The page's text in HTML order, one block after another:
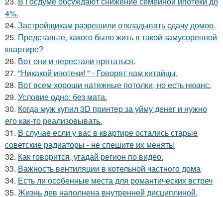
4%.
24. Застройщикам разрешили откладывать сдачу домов.
25. Представьте, какого было жить в такой замусоренной
квартире?
26. Вот они и перестали прятаться.
27. "Никакой ипотеки! " - Говорят нам китайцы.
28. Вот всем хороши натяжные потолки, но есть нюанс.
29. Условие одно: без мата.
30. Когда муж купил 3D принтер за уйму денег и нужно
его как-то реализовывать.
31. В случае если у вас в квартире остались старые
советские радиаторы - не спешите их менять!
32. Как говорится, угадай регион по видео.
33. Важность вентиляции в котельной частного дома
34. Есть ли особенные места для романтических встреч
35. Жизнь дев наполнена внутренней дисциплиной,